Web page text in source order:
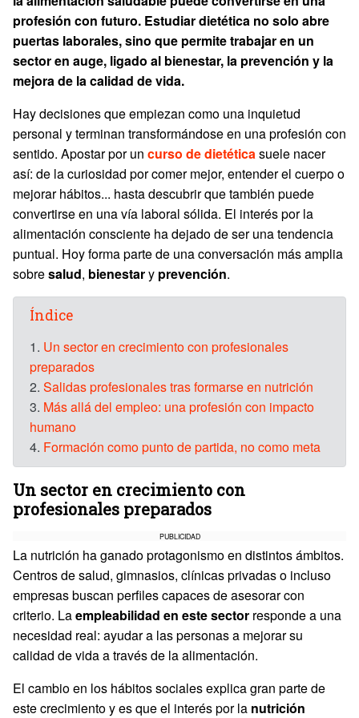
profesión con futuro. Estudiar dietética no solo abre
puertas laborales, sino que permite trabajar en un
sector en auge, ligado al bienestar, la prevención y la
mejora de la calidad de vida.
Hay decisiones que empiezan como una inquietud
personal y terminan transformándose en una profesión con
sentido. Apostar por un curso de dietéticasuele nacer
así: de la curiosidad por comer mejor, entender el cuerpo o
mejorar hábitos... hasta descubrir que también puede
convertirse en una vía laboral sólida. El interés por la
alimentación consciente ha dejado de ser una tendencia
puntual. Hoy forma parte de una conversación más amplia
sobresalud, bienestary prevención.
Índice
1. Un sector en crecimiento con profesionales
preparados
2. Salidas profesionales tras formarse en nutrición
3. Más allá del empleo: una profesión con impacto
humano
4. Formación como punto de partida, no como meta
Un sector en crecimiento con
profesionales preparados
PUBLICIDAD
La nutrición ha ganado protagonismo en distintos ámbitos.
Centros de salud, gimnasios, clínicas privadas o incluso
empresas buscan perfiles capaces de asesorar con
criterio. Laempleabilidad en este sector responde a una
necesidad real: ayudar a las personas a mejorar su
calidad de vida a través de la alimentación.
El cambio en los hábitos sociales explica gran parte de
este crecimiento y es que el interés por la nutrición